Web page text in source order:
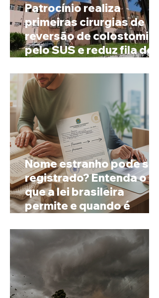
Patrocínio realiza
primeiras cirurgias de
reversão de colostomia
pelo SUS e reduz fila de
Nome estranho pode ser
registrado? Entenda o
que a lei brasileira
permite e quando é
prenome